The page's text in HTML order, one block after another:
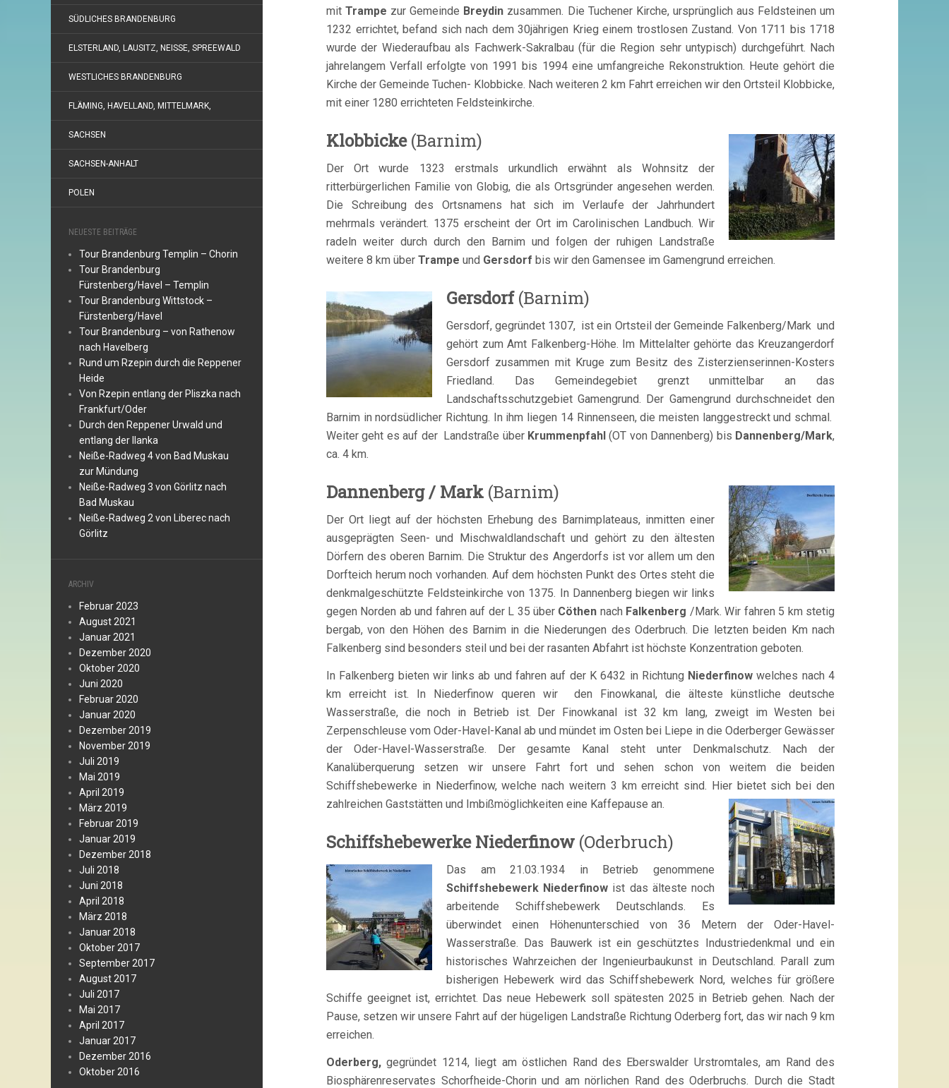
SÜDLICHES BRANDENBURG
ELSTERLAND, LAUSITZ, NEISSE, SPREEWALD
WESTLICHES BRANDENBURG
FLÄMING, HAVELLAND, MITTELMARK,
SACHSEN
SACHSEN-ANHALT
POLEN
NEUESTE BEITRÄGE
Tour Brandenburg Templin – Chorin
Tour Brandenburg
Fürstenberg/Havel – Templin
Tour Brandenburg Wittstock –
Fürstenberg/Havel
Tour Brandenburg – von Rathenow
nach Havelberg
Rund um Rzepin durch die Reppener
Heide
Von Rzepin entlang der Pliszka nach
Frankfurt/Oder
Durch den Reppener Urwald und
entlang der Ilanka
Neiße-Radweg 4 von Bad Muskau
zur Mündung
Neiße-Radweg 3 von Görlitz nach
Bad Muskau
Neiße-Radweg 2 von Liberec nach
Görlitz
ARCHIV
Februar 2023
August 2021
Januar 2021
Dezember 2020
Oktober 2020
Juni 2020
Februar 2020
Januar 2020
Dezember 2019
November 2019
Juli 2019
Mai 2019
April 2019
März 2019
Februar 2019
Januar 2019
Dezember 2018
Juli 2018
Juni 2018
April 2018
März 2018
Januar 2018
Oktober 2017
September 2017
August 2017
Juli 2017
Mai 2017
April 2017
Januar 2017
Dezember 2016
Oktober 2016
mitTrampe zur Gemeinde Breydin zusammen. Die Tuchener Kirche, ursprünglich aus Feldsteinen um
1232 errichtet, befand sich nach dem 30jährigen Krieg einem trostlosen Zustand. Von 1711 bis 1718
wurde der Wiederaufbau als Fachwerk-Sakralbau (für die Region sehr untypisch) durchgeführt. Nach
jahrelangem Verfall erfolgte von 1991 bis 1994 eine umfangreiche Rekonstruktion. Heute gehört die
Kirche der Gemeinde Tuchen- Klobbicke. Nach weiteren 2 km Fahrt erreichen wir den Ortsteil Klobbicke,
mit einer 1280 errichteten Feldsteinkirche.
Klobbicke(Barnim)
Der Ort wurde 1323 erstmals urkundlich erwähnt als Wohnsitz der
ritterbürgerlichen Familie von Globig, die als Ortsgründer angesehen werden.
Die Schreibung des Ortsnamens hat sich im Verlaufe der Jahrhundert
mehrmals verändert. 1375 erscheint der Ort im Carolinischen Landbuch. Wir
radeln weiter durch durch den Barnim und folgen der ruhigen Landstraße
weitere 8 km über Trampe und Gersdorf bis wir den Gamensee im Gamengrund erreichen.
Gersdorf(Barnim)
Gersdorf, gegründet 1307, ist ein Ortsteil der Gemeinde Falkenberg/Mark und
gehört zum Amt Falkenberg-Höhe. Im Mittelalter gehörte das Kreuzangerdorf
Gersdorf zusammen mit Kruge zum Besitz des Zisterzienserinnen-Kosters
Friedland. Das Gemeindegebiet grenzt unmittelbar an das
Landschaftsschutzgebiet Gamengrund. Der Gamengrund durchschneidet den
Barnim in nordsüdlicher Richtung. In ihm liegen 14 Rinnenseen, die meisten langgestreckt und schmal.
Weiter geht es auf der Landstraße über Krummenpfahl (OT von Dannenberg) bis Dannenberg/Mark,
ca. 4 km.
Dannenberg / Mark (Barnim)
Der Ort liegt auf der höchsten Erhebung des Barnimplateaus, inmitten einer
ausgeprägten Seen- und Mischwaldlandschaft und gehört zu den ältesten
Dörfern des oberen Barnim. Die Struktur des Angerdorfs ist vor allem um den
Dorfteich herum noch vorhanden. Auf dem höchsten Punkt des Ortes steht die
denkmalgeschützte Feldsteinkirche von 1375. In Dannenberg biegen wir links
gegen Norden ab und fahren auf der L 35 über Cöthen nach Falkenberg /Mark. Wir fahren 5 km stetig
bergab, von den Höhen des Barnim in die Niederungen des Oderbruch. Die letzten beiden Km nach
Falkenberg sind besonders steil und bei der rasanten Abfahrt ist höchste Konzentration geboten.
In Falkenberg bieten wir links ab und fahren auf der K 6432 in Richtung Niederfinow welches nach 4
km erreicht ist. In Niederfinow queren wir den Finowkanal, die älteste künstliche deutsche
Wasserstraße, die noch in Betrieb ist. Der Finowkanal ist 32 km lang, zweigt im Westen bei
Zerpenschleuse vom Oder-Havel-Kanal ab und mündet im Osten bei Liepe in die Oderberger Gewässer
der Oder-Havel-Wasserstraße. Der gesamte Kanal steht unter Denkmalschutz. Nach der
Kanalüberquerung setzen wir unsere Fahrt fort und sehen schon von weitem die beiden
Schiffshebewerke in Niederfinow, welche nach weitern 3 km erreicht sind. Hier bietet sich bei den
zahlreichen Gaststätten und Imbißmöglichkeiten eine Kaffepause an.
Schiffshebewerke Niederfinow (Oderbruch)
Das am 21.03.1934 in Betrieb genommene
Schiffshebewerk Niederfinow ist das älteste noch
arbeitende Schiffshebewerk Deutschlands. Es
überwindet einen Höhenunterschied von 36 Metern der Oder-Havel-
Wasserstraße. Das Bauwerk ist ein geschütztes Industriedenkmal und ein
historisches Wahrzeichen der Ingenieurbaukunst in Deutschland. Parall zum
bisherigen Hebewerk wird das Schiffshebewerk Nord, welches für größere
Schiffe geeignet ist, errichtet. Das neue Hebewerk soll spätesten 2025 in Betrieb gehen. Nach der
Pause, setzen wir unsere Fahrt auf der hügeligen Landstraße Richtung Oderberg fort, das wir nach 9 km
erreichen.
Oderberg, gegründet 1214, liegt am östlichen Rand des Eberswalder Urstromtales, am Rand des
Biosphärenreservates Schorfheide-Chorin und am nörlichen Rand des Oderbruchs. Durch die Stadt